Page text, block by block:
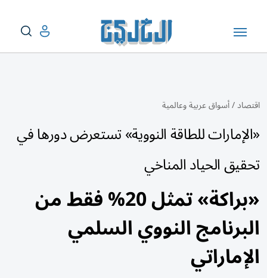
اقتصاد/أسواق عربية وعالمية
«الإمارات للطاقة النووية» تستعرض دورها في
تحقيق الحياد المناخي
«براكة» تمثل 20% فقط من
البرنامج النووي السلمي
الإماراتي